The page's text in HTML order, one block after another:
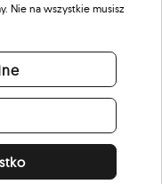
rights reserved
Nie na wszystkie musisz